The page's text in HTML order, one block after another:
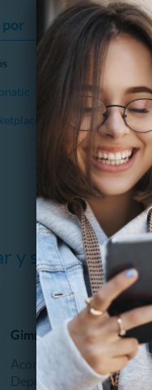
por
y salud
Gimnasio y Fitness
Acondicionamiento físico
Deportes